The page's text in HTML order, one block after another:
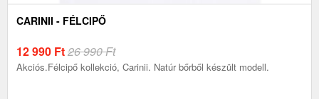
CARINII - FÉLCIPŐ
12 990 Ft26 990 Ft
Akciós.Félcipő kollekció, Carinii. Natúr bőrből készült modell.